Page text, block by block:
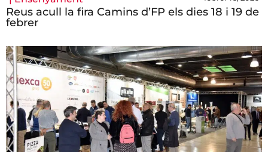
Reus acull la fira Camins d’FP els dies 18 i 19 de
febrer